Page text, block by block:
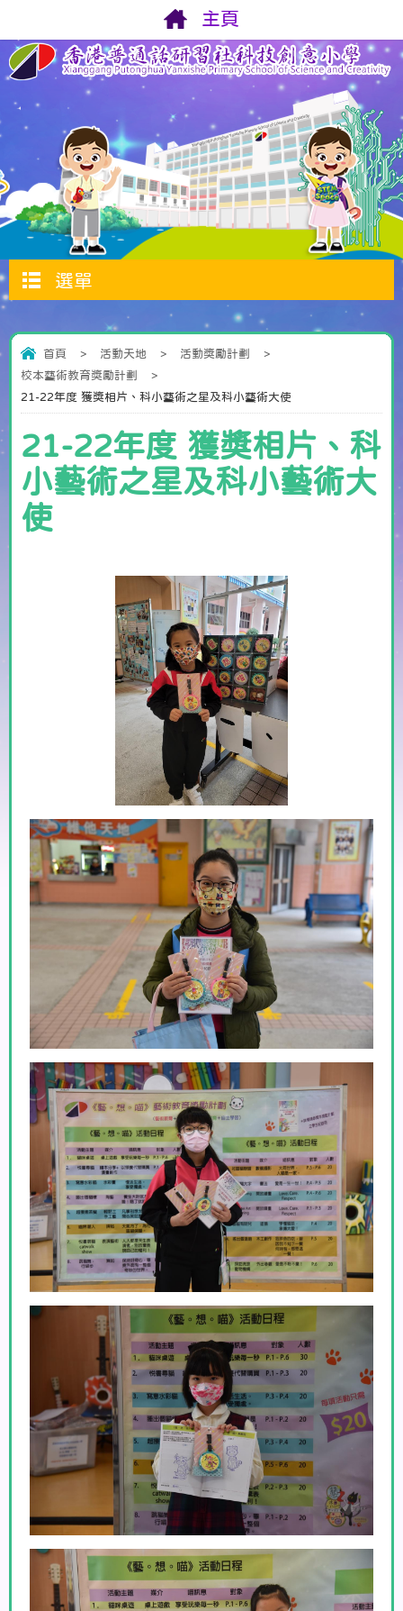
主頁
選單
首頁 > 活動天地 > 活動獎勵計劃
>
校本藝術教育獎勵計劃
>
21-22年度 獲獎相片、科小藝術之星及科小藝術大使
21-22年度 獲獎相片、科
小藝術之星及科小藝術大
使